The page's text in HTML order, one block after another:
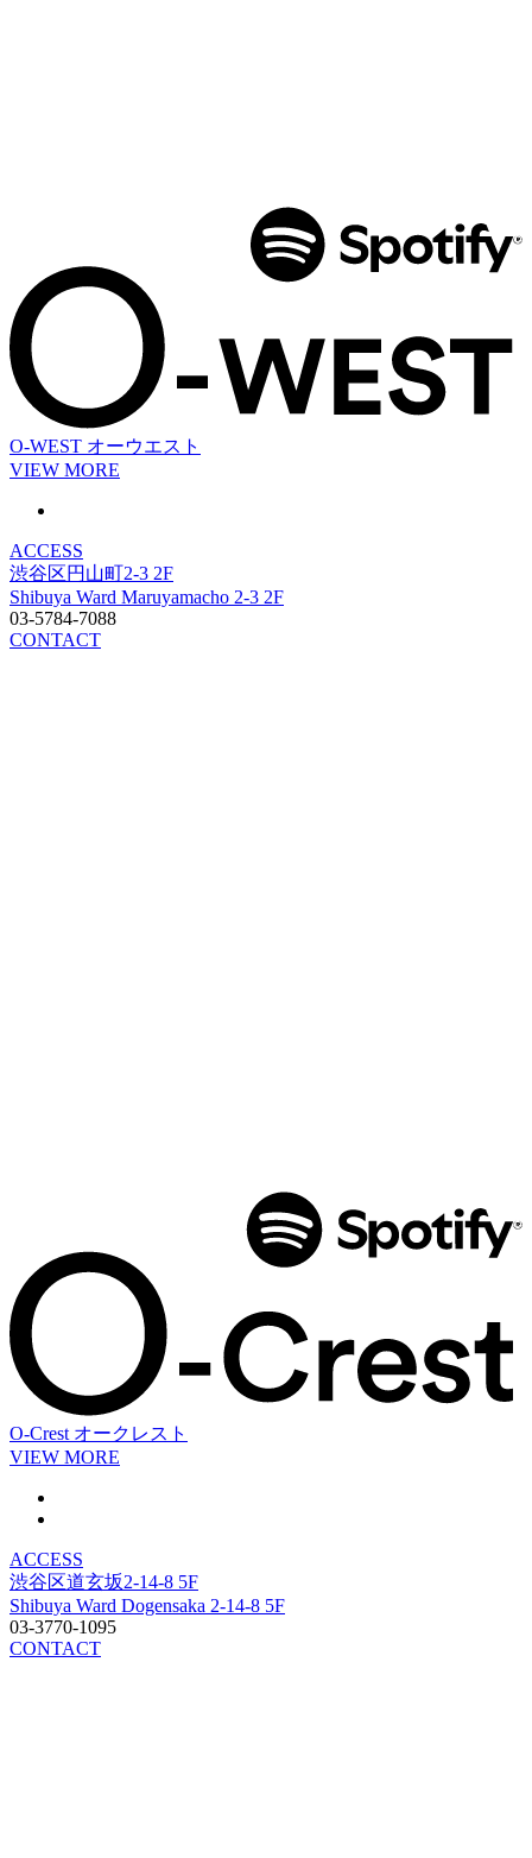
O-WEST オーウエスト
VIEW MORE
ACCESS
渋谷区円山町2-3 2F
Shibuya Ward Maruyamacho 2-3 2F
03-5784-7088
CONTACT
O-Crest オークレスト
VIEW MORE
ACCESS
渋谷区道玄坂2-14-8 5F
Shibuya Ward Dogensaka 2-14-8 5F
03-3770-1095
CONTACT